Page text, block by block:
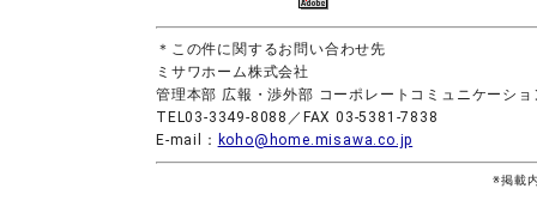
＊この件に関するお問い合わせ先
ミサワホーム株式会社
管理本部 広報・渉外部 コーポレートコミュニケーシ
TEL03-3349-8088／FAX 03-5381-7838
E-mail： koho@home.misawa.co.jp
※掲載